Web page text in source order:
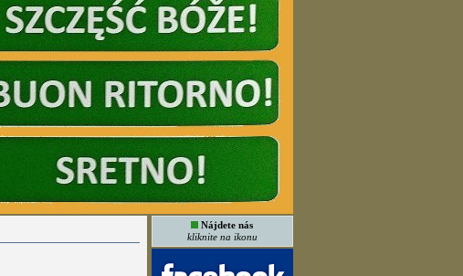
Nájdete nás
kliknite na ikonu